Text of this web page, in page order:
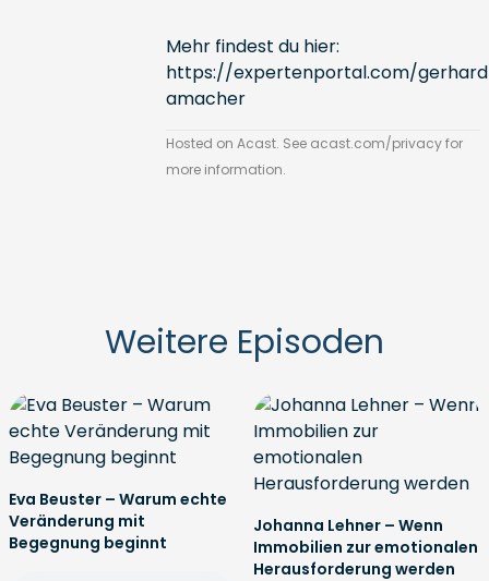
Mehr findest du hier:
https://expertenportal.com/
amacher
Hosted on Acast. See acast.com/privacyfor
more information.
Weitere Episoden
Eva Beuster – Warum echte
Veränderung mit
Begegnung beginnt
Johanna Lehner – Wenn
Immobilien zur emotionalen
Herausforderung werden